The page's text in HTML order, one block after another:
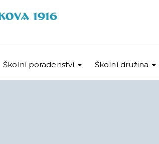
Školní poradenství Školní družina